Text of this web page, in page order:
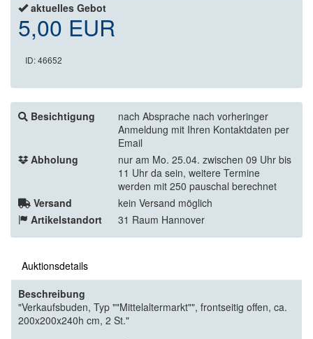
aktuelles Gebot
5,00 EUR
ID: 46652
Besichtigung
nach Absprache nach vorheringer
Anmeldung mit Ihren Kontaktdaten per
Email
Abholung
nur am Mo. 25.04. zwischen 09 Uhr bis
11 Uhr da sein, weitere Termine
werden mit 250 pauschal berechnet
Versand
kein Versand möglich
Artikelstandort
31 Raum Hannover
Auktionsdetails
Beschreibung
"Verkaufsbuden, Typ ""Mittelaltermarkt"", frontseitig offen, ca.
200x200x240h cm, 2 St."